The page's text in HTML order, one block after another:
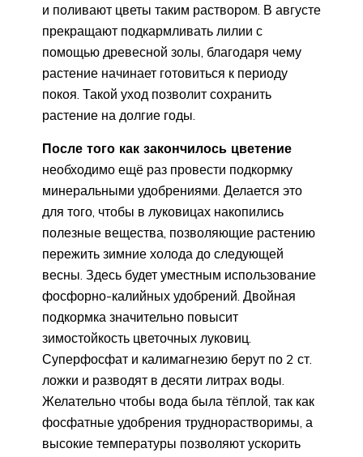
и поливают цветы таким раствором. В августе
прекращают подкармливать лилии с
помощью древесной золы, благодаря чему
растение начинает готовиться к периоду
покоя. Такой уход позволит сохранить
растение на долгие годы.
После того как закончилось цветение
необходимо ещё раз провести подкормку
минеральными удобрениями. Делается это
для того, чтобы в луковицах накопились
полезные вещества, позволяющие растению
пережить зимние холода до следующей
весны. Здесь будет уместным использование
фосфорно-калийных удобрений. Двойная
подкормка значительно повысит
зимостойкость цветочных луковиц.
Суперфосфат и калимагнезию берут по 2 ст.
ложки и разводят в десяти литрах воды.
Желательно чтобы вода была тёплой, так как
фосфатные удобрения труднорастворимы, а
высокие температуры позволяют ускорить